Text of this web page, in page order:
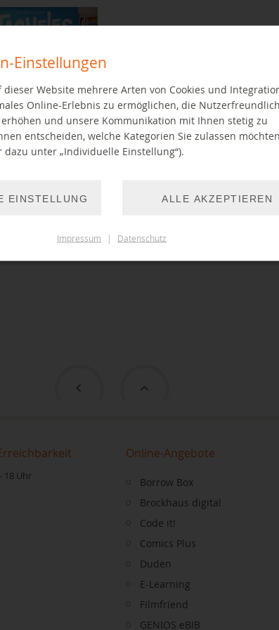
aus der
18 Uhr
Online-Angebote
Borrow Box
Brockhaus digital
Code it!
Comics Plus
Duden
E-Learning
Filmfriend
GENIOS eBIB
Einstellungen
Website mehrere Arten von Cookies und
Online-Erlebnis zu ermöglichen, die
und unsere Kommunikation mit Ihnen stetig zu
entscheiden, welche Kategorien Sie zulassen
unter „Individuelle Einstellung“).
EINSTELLUNG ALLE AKZEPTIEREN
Impressum | Datenschutz